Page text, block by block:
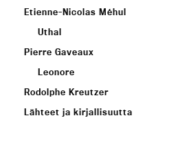
Etienne-Nicolas Méhul
Uthal
Pierre Gaveaux
Leonore
Rodolphe Kreutzer
Lähteet ja kirjallisuutta